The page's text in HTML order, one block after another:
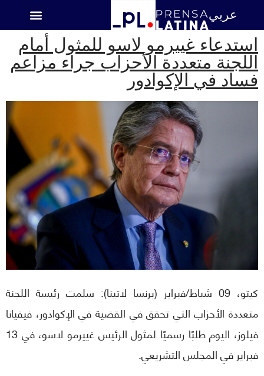
عربي
استدعاء غييرمو لاسو للمثول أمام
اللجنة متعددة الأحزاب جراء مزاعم
فساد في الإكوادور
كيتو، 09 شباط/فبراير (برنسا لاتينا): سلمت رئيسة اللجنة
متعددة الأحزاب التي تحقق في القضية في الإكوادور، فيفيانا
فيلوز، اليوم طلبًا رسميًا لمثول الرئيس غييرمو لاسو، في 13
فبراير في المجلس التشريعي.